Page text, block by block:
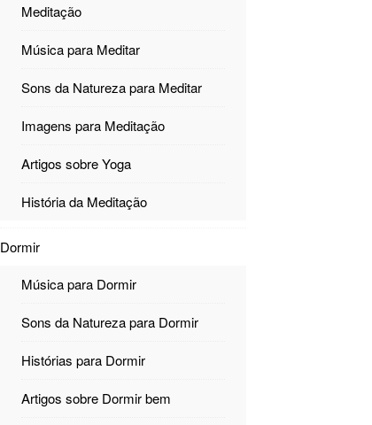
Meditação
Música para Meditar
Sons da Natureza para Meditar
Imagens para Meditação
Artigos sobre Yoga
História da Meditação
Dormir
Música para Dormir
Sons da Natureza para Dormir
Histórias para Dormir
Artigos sobre Dormir bem